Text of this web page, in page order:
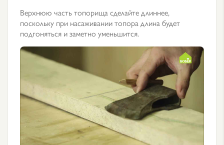
Верхнюю часть топорища сделайте длиннее,
поскольку при насаживании топора длина будет
подгоняться и заметно уменьшится.